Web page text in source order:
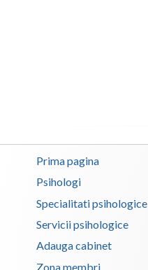
Prima pagina
Psihologi
Specialitati psihologice
Servicii psihologice
Adauga cabinet
Zona membri